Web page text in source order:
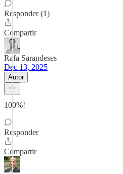
Responder (1)
Compartir
Rafa Sarandeses
Dec 13, 2025
Autor
100%!
Responder
Compartir